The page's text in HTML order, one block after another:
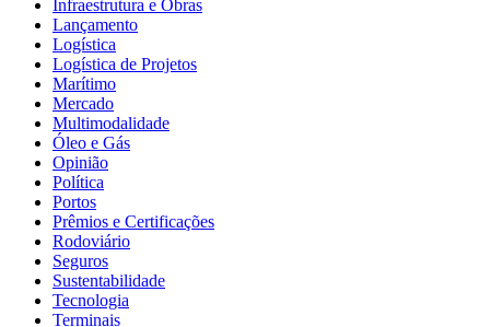
Infraestrutura e Obras
Lançamento
Logística
Logística de Projetos
Marítimo
Mercado
Multimodalidade
Óleo e Gás
Opinião
Política
Portos
Prêmios e Certificações
Rodoviário
Seguros
Sustentabilidade
Tecnologia
Terminais